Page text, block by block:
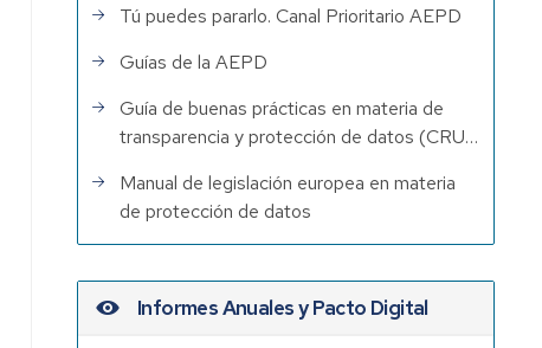
Tú puedes pararlo. Canal Prioritario AEPD
Guías de la AEPD
Guía de buenas prácticas en materia de
transparencia y protección de datos (CRU…
Manual de legislación europea en materia
de protección de datos
Informes Anuales y Pacto Digital